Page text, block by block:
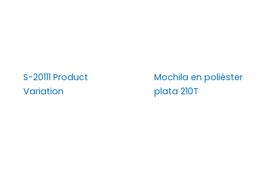
S-20111 Product
Variation
Mochila en poliéster
plata 210T